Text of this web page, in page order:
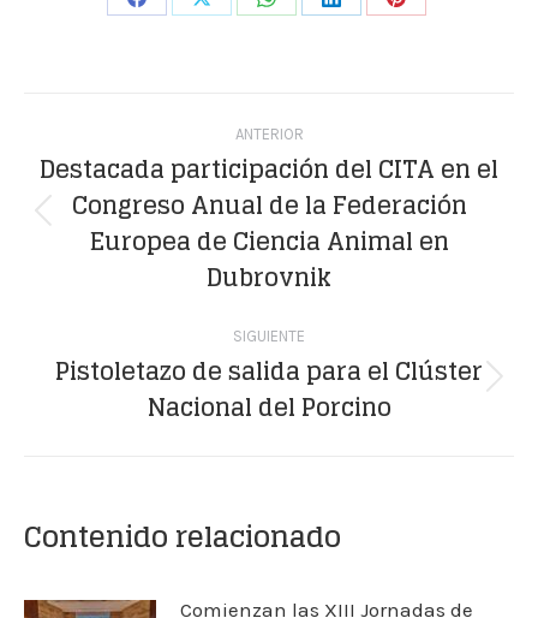
Share
Share
Share
Share
Share
Navegación
entre
publicaciones
ANTERIOR
anterior:
Destacada participación del CITA en el
Congreso Anual de la Federación
Europea de Ciencia Animal en
Dubrovnik
SIGUIENTE
Publicación
siguiente:
Pistoletazo de salida para el Clúster
Nacional del Porcino
Contenido relacionado
Comienzan las XIII Jornadas de